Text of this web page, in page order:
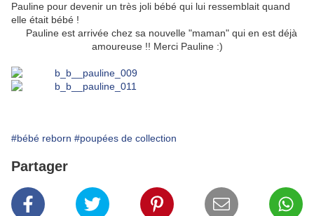
Pauline pour devenir un très joli bébé qui lui ressemblait quand
elle était bébé !
Pauline est arrivée chez sa nouvelle "maman" qui en est déjà
amoureuse !! Merci Pauline :)
#bébé reborn #poupées de collection
Partager